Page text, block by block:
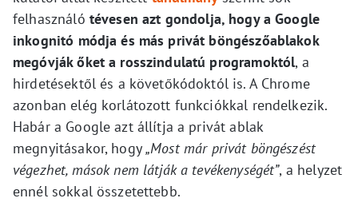
felhasználó tévesen azt gondolja, hogy a Google
inkognitó módja és más privát böngészőablakok
megóvják őket a rosszindulatú programoktól, a
hirdetésektől és a követőkódoktól is. A Chrome
azonban elég korlátozott funkciókkal rendelkezik.
Habár a Google azt állítja a privát ablak
megnyitásakor, hogy„Most már privát böngészést
végezhet, mások nem látják a tevékenységét”, a helyzet
ennél sokkal összetettebb.